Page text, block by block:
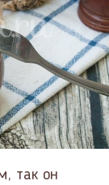
так он